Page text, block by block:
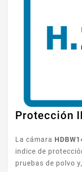
Protección
La cámara
indice de
pruebas de polvo